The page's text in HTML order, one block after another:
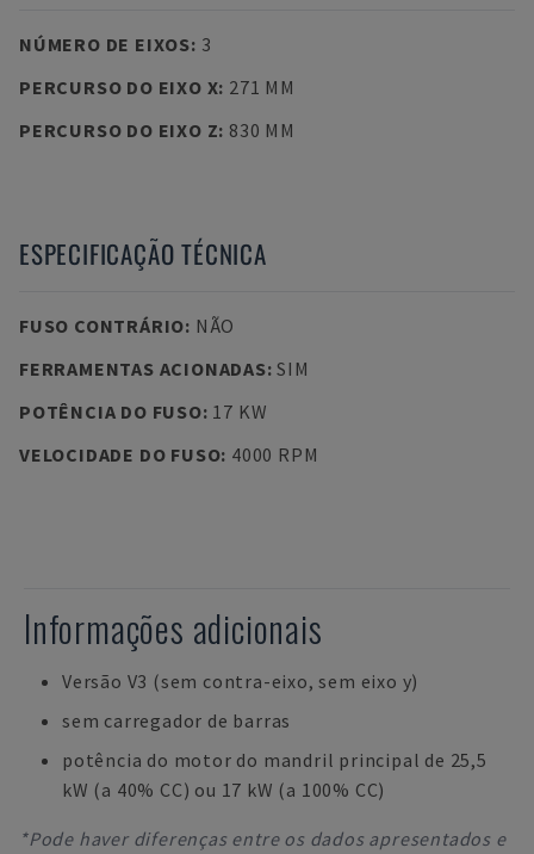
NÚMERO DE EIXOS: 3
PERCURSO DO EIXO X: 271 MM
PERCURSO DO EIXO Z: 830 MM
ESPECIFICAÇÃO TÉCNICA
FUSO CONTRÁRIO: NÃO
FERRAMENTAS ACIONADAS:SIM
POTÊNCIA DO FUSO: 17 KW
VELOCIDADE DO FUSO: 4000 RPM
Informações adicionais
Versão V3 (sem contra-eixo, sem eixo y)
sem carregador de barras
potência do motor do mandril principal de 25,5
kW (a 40% CC) ou 17 kW (a 100% CC)
*Pode haver diferenças entre os dados apresentados e